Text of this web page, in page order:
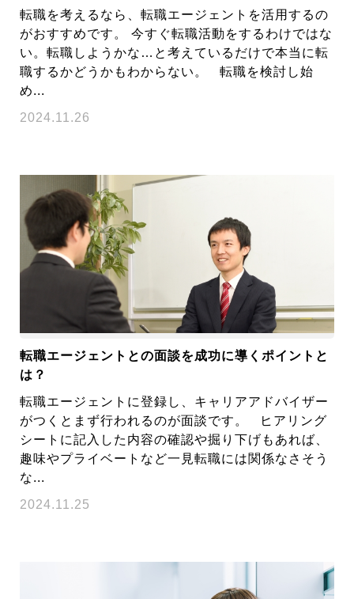
転職を考えるなら、転職エージェントを活用するの
がおすすめです。 今すぐ転職活動をするわけではな
い。転職しようかな…と考えているだけで本当に転
職するかどうかもわからない。 転職を検討し始
め...
2024.11.26
転職エージェントとの面談を成功に導くポイントと
は？
転職エージェントに登録し、キャリアアドバイザー
がつくとまず行われるのが面談です。 ヒアリング
シートに記入した内容の確認や掘り下げもあれば、
趣味やプライベートなど一見転職には関係なさそう
な...
2024.11.25